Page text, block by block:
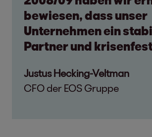
bewiesen, dass unser
Unternehmen ein
Partner und
Justus Hecking-Veltman
CFO der EOS Gruppe